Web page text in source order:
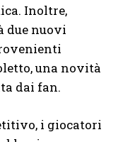
Inoltre,
due nuovi
una novità
dai fan.
i giocatori